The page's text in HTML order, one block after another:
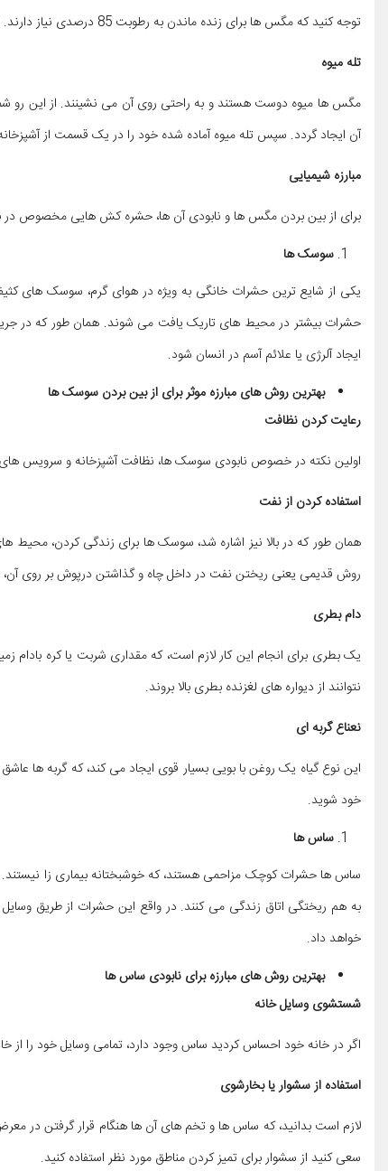
توجه کنید که مگس ها برای زنده ماندن به رطوبت 85 درصدی نیاز دارند. لذا اگر در خانه خود دستگاه رطوبت ساز دارید آن را خاموش کنید.
تله میوه
مگس ها میوه دوست هستند و به راحتی روی آن می نشینند. از این رو
آن ایجاد گردد. سپس تله میوه آماده شده خود را در یک قسمت از
مبارزه شیمیایی
برای از بین بردن مگس ها و نابودی آن ها، حشره کش هایی مخصوص در
سوسک ها
یکی از شایع ترین حشرات خانگی به ویژه در هوای گرم، سوسک های
حشرات بیشتر در محیط های تاریک یافت می شوند. همان طور که در
ایجاد آلرژی یا علائم آسم در انسان شود.
بهترین روش های مبارزه موثر برای از بین بردن سوسک ها
رعایت کردن نظافت
اولین نکته در خصوص نابودی سوسک ها، نظافت آشپزخانه و سرویس های
استفاده کردن از نفت
همان طور که در بالا نیز اشاره شد، سوسک ها برای زندگی کردن، محیط
روش قدیمی یعنی ریختن نفت در داخل چاه و گذاشتن درپوش بر روی
دام بطری
یک بطری برای انجام این کار لازم است، که مقداری شربت یا کره
نتوانند از دیواره های لغزنده بطری بالا بروند.
نعناع گربه ای
این نوع گیاه یک روغن با بویی بسیار قوی ایجاد می کند، که گربه ها
خود شوید.
ساس ها
ساس ها حشرات کوچک مزاحمی هستند، که خوشبختانه بیماری زا
به هم ریختگی اتاق زندگی می کنند. در واقع این حشرات از طریق
خواهد داد.
بهترین روش های مبارزه برای نابودی ساس ها
شستشوی وسایل خانه
اگر در خانه خود احساس کردید ساس وجود دارد، تمامی وسایل خود را از
استفاده از سشوار یا بخارشوی
لازم است بدانید، که ساس‌ ها و تخم‌ های آن‌ ها هنگام قرار گرفتن در
سعی کنید از سشوار برای تمیز کردن مناطق مورد نظر استفاده کنید.